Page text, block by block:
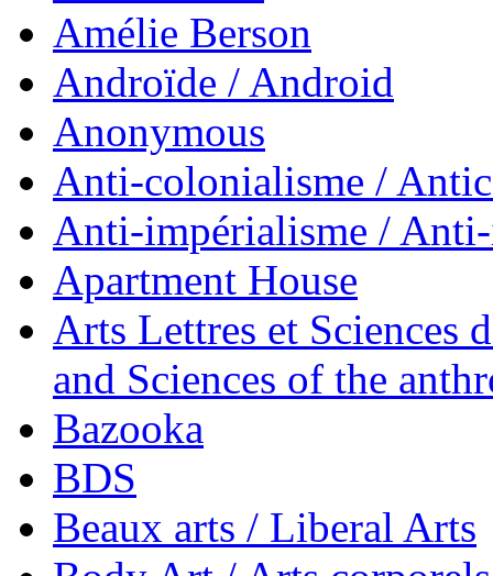
Amélie Berson
Androïde / Android
Anonymous
Anti-colonialisme /
Anti-impérialisme /
Apartment House
Arts Lettres et Sciences
and Sciences of the
Bazooka
BDS
Beaux arts / Liberal Arts